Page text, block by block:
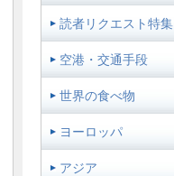
読者リクエスト特集
空港・交通手段
世界の食べ物
ヨーロッパ
アジア